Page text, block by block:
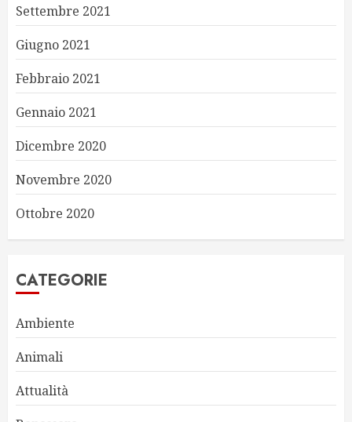
Settembre 2021
Giugno 2021
Febbraio 2021
Gennaio 2021
Dicembre 2020
Novembre 2020
Ottobre 2020
CATEGORIE
Ambiente
Animali
Attualità